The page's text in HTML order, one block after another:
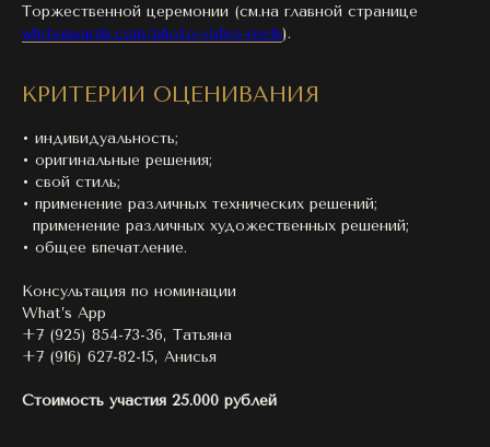
Торжественной церемонии (см.на главной странице
whiteawards.com/photo-video-reels).
КРИТЕРИИ ОЦЕНИВАНИЯ
• индивидуальность;
• оригинальные решения;
• свой стиль;
• применение различных технических решений;
применение различных художественных решений;
• общее впечатление.
Консультация по номинации
What’s App
+7 (925) 854-73-36, Татьяна
+7 (916) 627-82-15, Анисья
Стоимость участия 25.000 рублей